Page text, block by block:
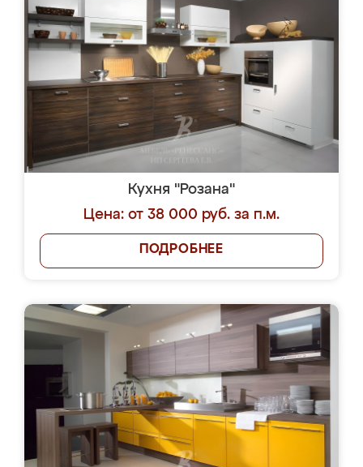
Кухня "Розана"
Цена: от 38 000 руб. за п.м.
ПОДРОБНЕЕ